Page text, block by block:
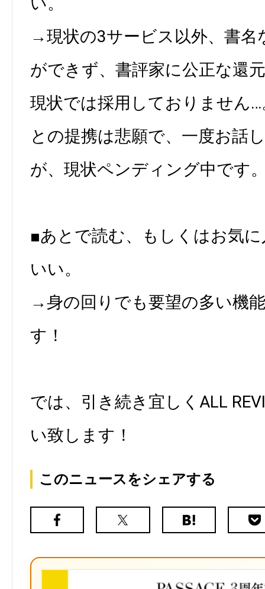
→現状の3サービス以外、書名
ができず、書評家に公正な還
現状では採用しておりません
との提携は悲願で、一度お話
が、現状ペンディング中です
■あとで読む、もしくはお気
いい。
→身の回りでも要望の多い機
す！
では、引き続き宜しくALL
い致します！
このニュースをシェアする
Facebook
X（旧
は
ク